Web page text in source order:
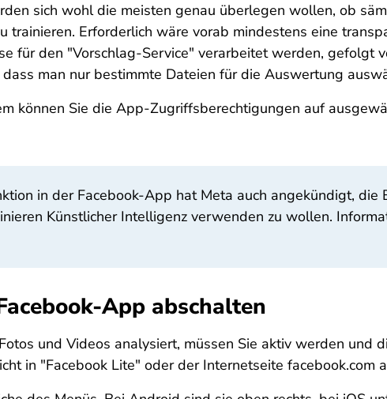
sich wohl die meisten genau überlegen wollen, ob
Erforderlich wäre vorab mindestens eine
für den "Vorschlag-Service" verarbeitet werden, gefolgt
man nur bestimmte Dateien für die Auswertung
können Sie die App-Zugriffsberechtigungen auf
in der Facebook-App hat Meta auch angekündigt, die
Künstlicher Intelligenz verwenden zu wollen.
App abschalten
und Videos analysiert, müssen Sie aktiv werden und
in "Facebook Lite" oder der Internetseite facebook.com